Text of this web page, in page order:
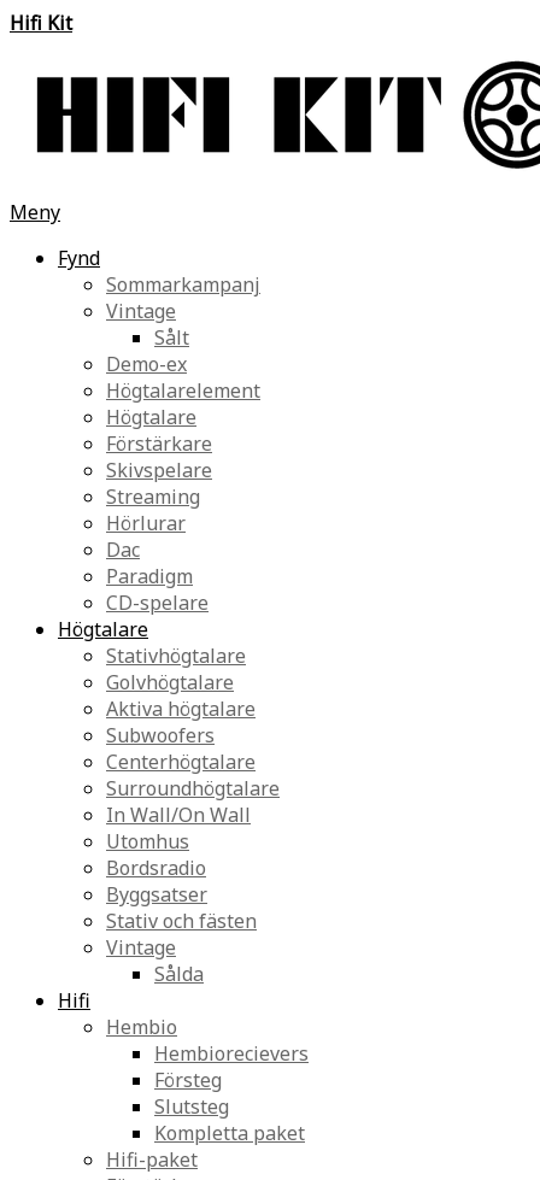
Hifi Kit
Meny
Fynd
Sommarkampanj
Vintage
Sålt
Demo-ex
Högtalarelement
Högtalare
Förstärkare
Skivspelare
Streaming
Hörlurar
Dac
Paradigm
CD-spelare
Högtalare
Stativhögtalare
Golvhögtalare
Aktiva högtalare
Subwoofers
Centerhögtalare
Surroundhögtalare
In Wall/On Wall
Utomhus
Bordsradio
Byggsatser
Stativ och fästen
Vintage
Sålda
Hifi
Hembio
Hembiorecievers
Försteg
Slutsteg
Kompletta paket
Hifi-paket